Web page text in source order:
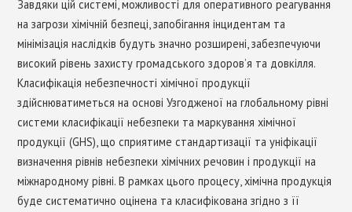
Завдяки цій системі, можливості для оперативного реагування
на загрози хімічній безпеці, запобігання інцидентам та
мінімізація наслідків будуть значно розширені, забезпечуючи
високий рівень захисту громадського здоров’я та довкілля.
Класифікація небезпечності хімічної продукції
здійснюватиметься на основі Узгодженої на глобальному рівні
системи класифікації небезпеки та маркування хімічної
продукції (GHS), що сприятиме стандартизації та уніфікації
визначення рівнів небезпеки хімічних речовин і продукції на
міжнародному рівні. В рамках цього процесу, хімічна продукція
буде систематично оцінена та класифікована згідно з її